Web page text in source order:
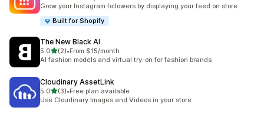
Grow your Instagram followers by displaying your feed on store
Built for Shopify
The New Black AI
5.0별 5개 중
(2)
총 리뷰 2개
•From $15/month
AI fashion models and virtual try-on for fashion brands
Cloudinary AssetLink
5.0별 5개 중
(3)
총 리뷰 3개
•Free plan available
Use Cloudinary Images and Videos in your store